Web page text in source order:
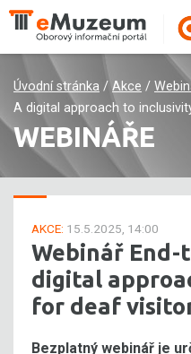
Úvodní stránka / Akce /
A digital approach to
WEBINÁŘE
AKCE: 15.5.2025, 14:00
Webinář End-
digital
for deaf
Bezplatný webinář je